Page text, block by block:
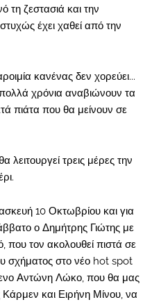
τη ζεστασιά και την
έχει χαθεί από την
κανένας δεν χορεύει...
χρόνια αναβιώνουν τα
πιάτα που θα μείνουν σε
λειτουργεί τρεις μέρες την
10 Οκτωβρίου και για
ο Δημήτρης Γιώτης με
που τον ακολουθεί πιστά σε
σχήματος στο νέο hot spot
Αντώνη Λώκο, που θα μας
Κάρμεν και Ειρήνη Μίνου, να